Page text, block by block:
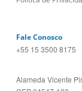
Fale Conosco
+55 15 3500 8175
Alameda Vicente